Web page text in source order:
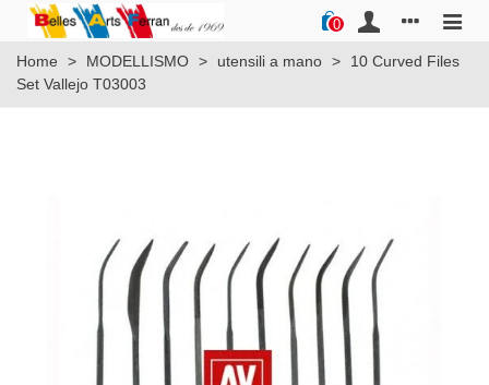
0
Home > MODELLISMO > utensili a mano >
10 Curved Files
Set Vallejo T03003